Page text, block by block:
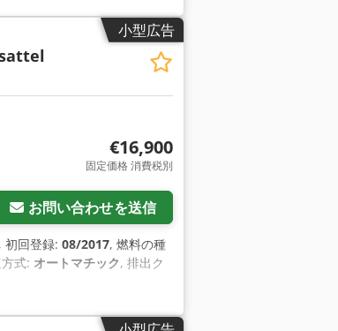
小型広告
€16,900
固定価格 消費税別
お問い合わせを送信
, 初回登録: 08/2017, 燃料の種
式: オートマチック, 排出ク